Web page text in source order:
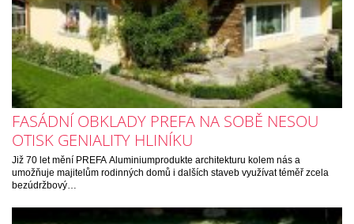
FASÁDNÍ OBKLADY PREFA NA SOBĚ NESOU
OTISK GENIALITY HLINÍKU
Již 70 let mění PREFA Aluminiumprodukte architekturu kolem nás a
umožňuje majitelům rodinných domů i dalších staveb využívat téměř zcela
bezúdržbový…